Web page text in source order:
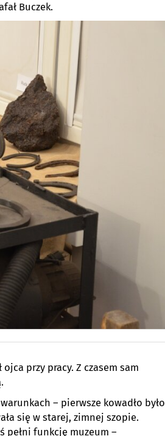
Buczek.
ojca przy pracy. Z czasem sam
– pierwsze kowadło było
się w starej, zimnej szopie.
pełni funkcję muzeum –